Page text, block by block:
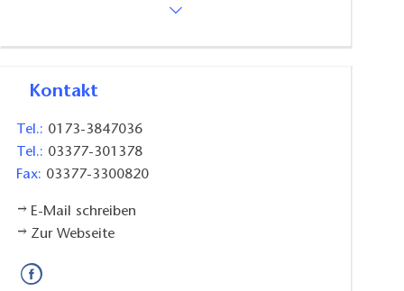
Kontakt
Tel.: 0173-3847036
Tel.: 03377-301378
Fax: 03377-3300820
E-Mail schreiben
Zur Webseite